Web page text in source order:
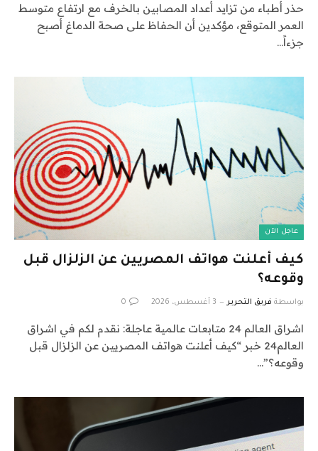
حذر أطباء من تزايد أعداد المصابين بالخرف مع ارتفاع متوسط
العمر المتوقع، مؤكدين أن الحفاظ على صحة الدماغ أصبح
جزءاً…
عاجل الآن
كيف أعلنت هواتف المصريين عن الزلزال قبل
وقوعه؟
بواسطة فريق التحرير 3 أغسطس، 2026 0
اشراق العالم 24 متابعات عالمية عاجلة: نقدم لكم في اشراق
العالم24 خبر “كيف أعلنت هواتف المصريين عن الزلزال قبل
وقوعه؟”…